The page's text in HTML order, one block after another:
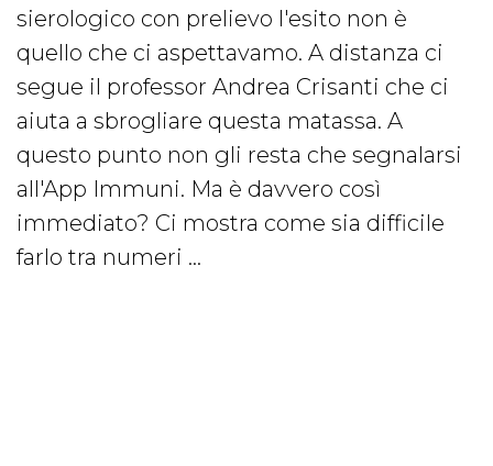
sierologico con prelievo l'esito non è
quello che ci aspettavamo. A distanza ci
segue il professor Andrea Crisanti che ci
aiuta a sbrogliare questa matassa. A
questo punto non gli resta che segnalarsi
all'App Immuni. Ma è davvero così
immediato? Ci mostra come sia difficile
farlo tra numeri ...